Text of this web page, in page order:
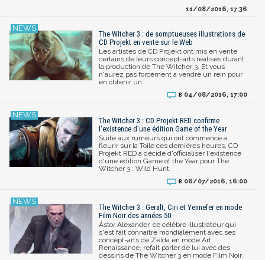
11/08/2016, 17:36
The Witcher 3 : de somptueuses illustrations de
CD Projekt en vente sur le Web
Les artistes de CD Projekt ont mis en vente
certains de leurs concept-arts réalisés durant
la production de The Witcher 3. Et vous
n'aurez pas forcément à vendre un rein pour
en obtenir un.
8 04/08/2016, 17:00
The Witcher 3 : CD Projekt RED confirme
l'existence d'une édition Game of the Year
Suite aux rumeurs qui ont commencé à
fleurir sur la Toile ces dernières heures, CD
Projekt RED a décidé d'officialiser l'existence
d'une édition Game of the Year pour The
Witcher 3 : Wild Hunt.
8 06/07/2016, 16:00
The Witcher 3 : Geralt, Ciri et Yennefer en mode
Film Noir des années 50
Ástor Alexander, ce célèbre illustrateur qui
s'est fait connaître mondialement avec ses
concept-arts de Zelda en mode Art
Renaissance, refait parler de lui avec des
dessins de The Witcher 3 en mode Film Noir.